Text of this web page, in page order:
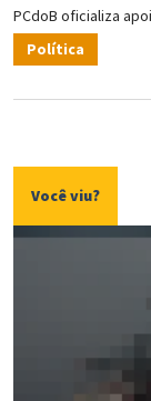
PCdoB oficializa
Política
Você viu?